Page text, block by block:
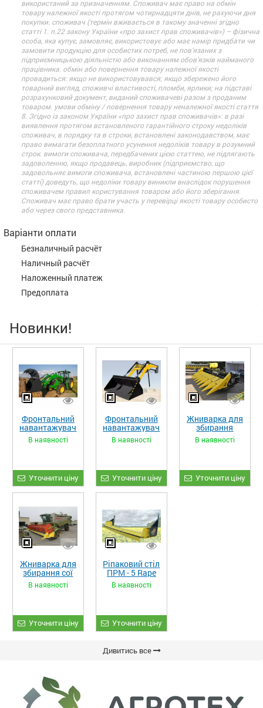
використаний за призначенням. Споживач має право на обмін
товару належної якості протягом чотирнадцяти днів, не рахуючи дня
покупки. споживач (термін вживається в такому значенні згідно
статті 1. п.22 закону України «про захист прав споживачів») – фізична
особа, яка купує, замовляє, використовує або має намір придбати чи
замовити продукцію для особистих потреб, не пов’язаних з
підприємницькою діяльністю або виконанням обов’язків найманого
працівника. обмін або повернення товару належної якості
провадиться: якщо не використовувався; якщо збережено його
товарний вигляд, споживчі властивості, пломби, ярлики; на підставі
розрахунковий документ, виданий споживачеві разом з проданим
товаром. умови обміну / повернення товару неналежної якості стаття
8. Згідно із законом України «про захист прав споживачів»: в разі
виявлення протягом встановленого гарантійного строку недоліків
споживач, в порядку та в строки, встановлені законодавством, має
право вимагати безоплатного усунення недоліків товару в розумний
строк. вимоги споживача, передбачених цією статтею, не підлягають
задоволенню, якщо продавець, виробник (підприємство, що
задовольняє вимоги споживача, встановлені частиною першою цієї
статті) доведуть, що недоліки товару виникли внаслідок порушення
споживачем правил користування товаром або його зберігання.
Споживач має право брати участь у перевірці якості товару особисто
або через свого представника.
Варіанти оплати
Безналичный расчёт
Наличный расчёт
Наложенный платеж
Предоплата
Новинки!
Фронтальний
навантажувач
«STRONG XL»
В наявності
Уточнити ціну
Фронтальний
навантажувач
«STRONG»
В наявності
Уточнити ціну
Жниварка для
збирання
кукурудзи
ЖКИ-870
В наявності
Уточнити ціну
Жниварка для
збирання сої
та гороху
«ETTARO»
В наявності
Уточнити ціну
Ріпаковий стіл
ПРМ - 5 Rape
Fiore
В наявності
Уточнити ціну
Дивитись все